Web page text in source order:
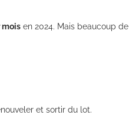
mois en 2024. Mais beaucoup de
et sortir du lot.